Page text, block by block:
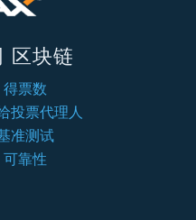
区块链
票数
投票代理人
准测试
靠性